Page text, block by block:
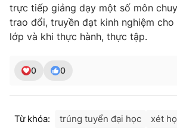
trực tiếp giảng dạy một số môn
trao đổi, truyền đạt kinh nghiệm cho
lớp và khi thực hành, thực tập.
0 0
Từ khóa: trúng tuyển đại học xét